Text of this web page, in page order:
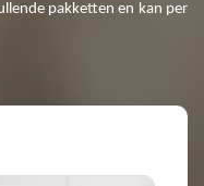
pakketten en kan per